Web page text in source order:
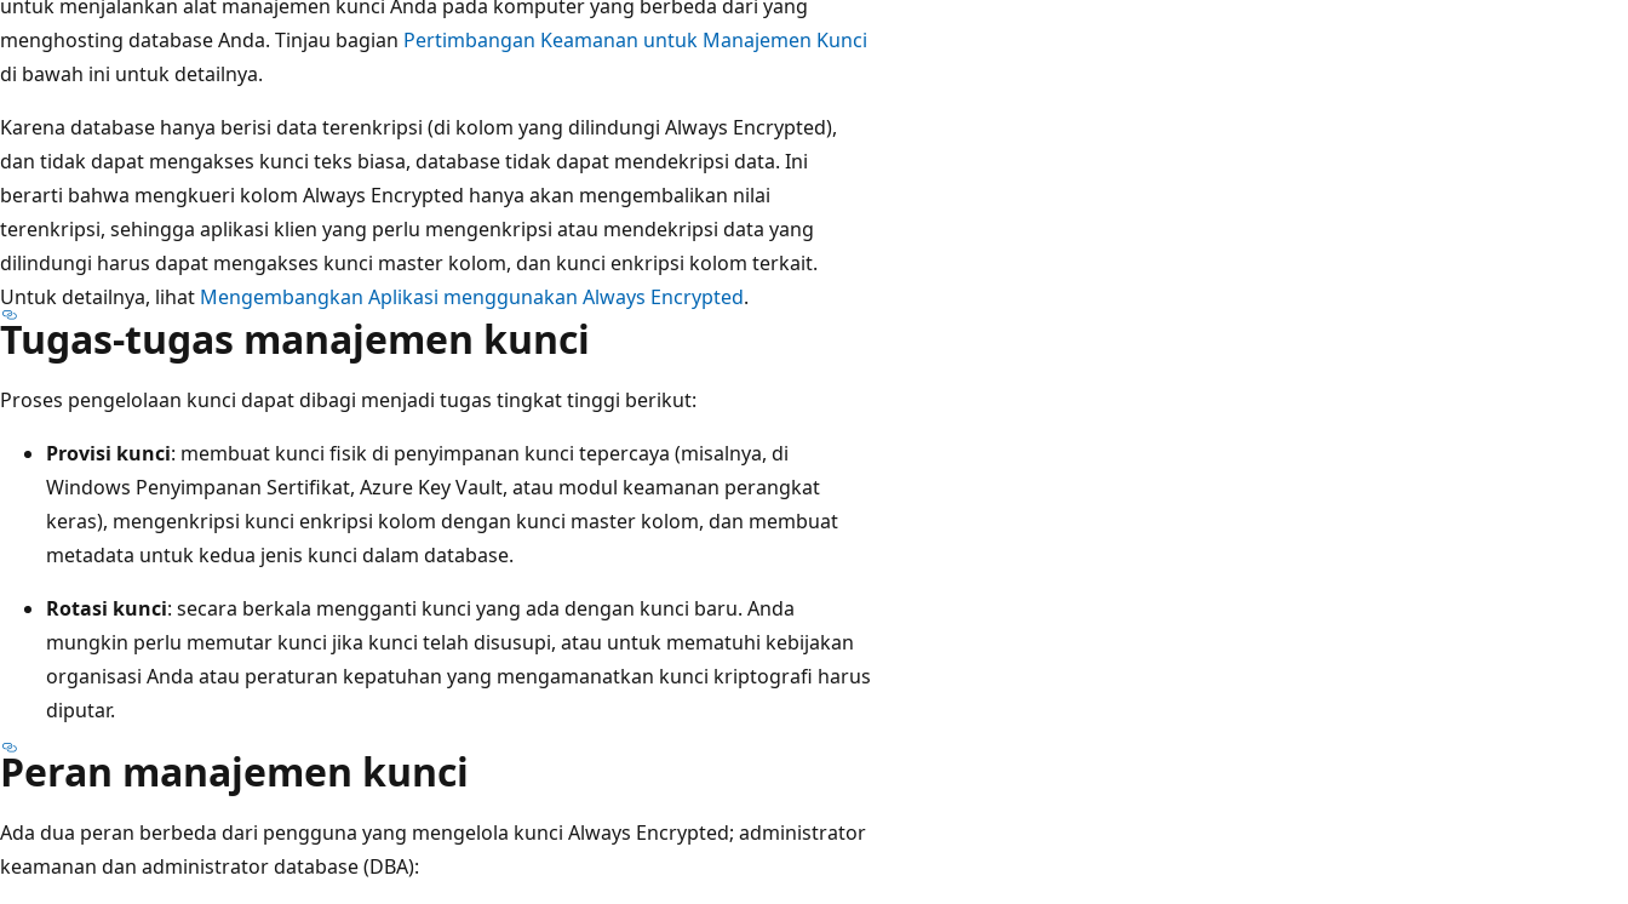
untuk menjalankan alat manajemen kunci Anda pada komputer yang berbeda dari yang
menghosting database Anda. Tinjau bagian Pertimbangan Keamanan untuk Manajemen Kunci
di bawah ini untuk detailnya.
Karena database hanya berisi data terenkripsi (di kolom yang dilindungi Always Encrypted),
dan tidak dapat mengakses kunci teks biasa, database tidak dapat mendekripsi data. Ini
berarti bahwa mengkueri kolom Always Encrypted hanya akan mengembalikan nilai
terenkripsi, sehingga aplikasi klien yang perlu mengenkripsi atau mendekripsi data yang
dilindungi harus dapat mengakses kunci master kolom, dan kunci enkripsi kolom terkait.
Untuk detailnya, lihat Mengembangkan Aplikasi menggunakan Always Encrypted.
Tugas-tugas manajemen kunci
Proses pengelolaan kunci dapat dibagi menjadi tugas tingkat tinggi berikut:
Provisi kunci: membuat kunci fisik di penyimpanan kunci tepercaya (misalnya, di
Windows Penyimpanan Sertifikat, Azure Key Vault, atau modul keamanan perangkat
keras), mengenkripsi kunci enkripsi kolom dengan kunci master kolom, dan membuat
metadata untuk kedua jenis kunci dalam database.
Rotasi kunci: secara berkala mengganti kunci yang ada dengan kunci baru. Anda
mungkin perlu memutar kunci jika kunci telah disusupi, atau untuk mematuhi kebijakan
organisasi Anda atau peraturan kepatuhan yang mengamanatkan kunci kriptografi harus
diputar.
Peran manajemen kunci
Ada dua peran berbeda dari pengguna yang mengelola kunci Always Encrypted; administrator
keamanan dan administrator database (DBA):